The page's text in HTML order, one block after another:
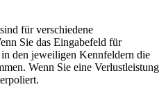
für verschiedene
Sie das Eingabefeld für
den jeweiligen Kennfeldern die
Wenn Sie eine Verlustleistung